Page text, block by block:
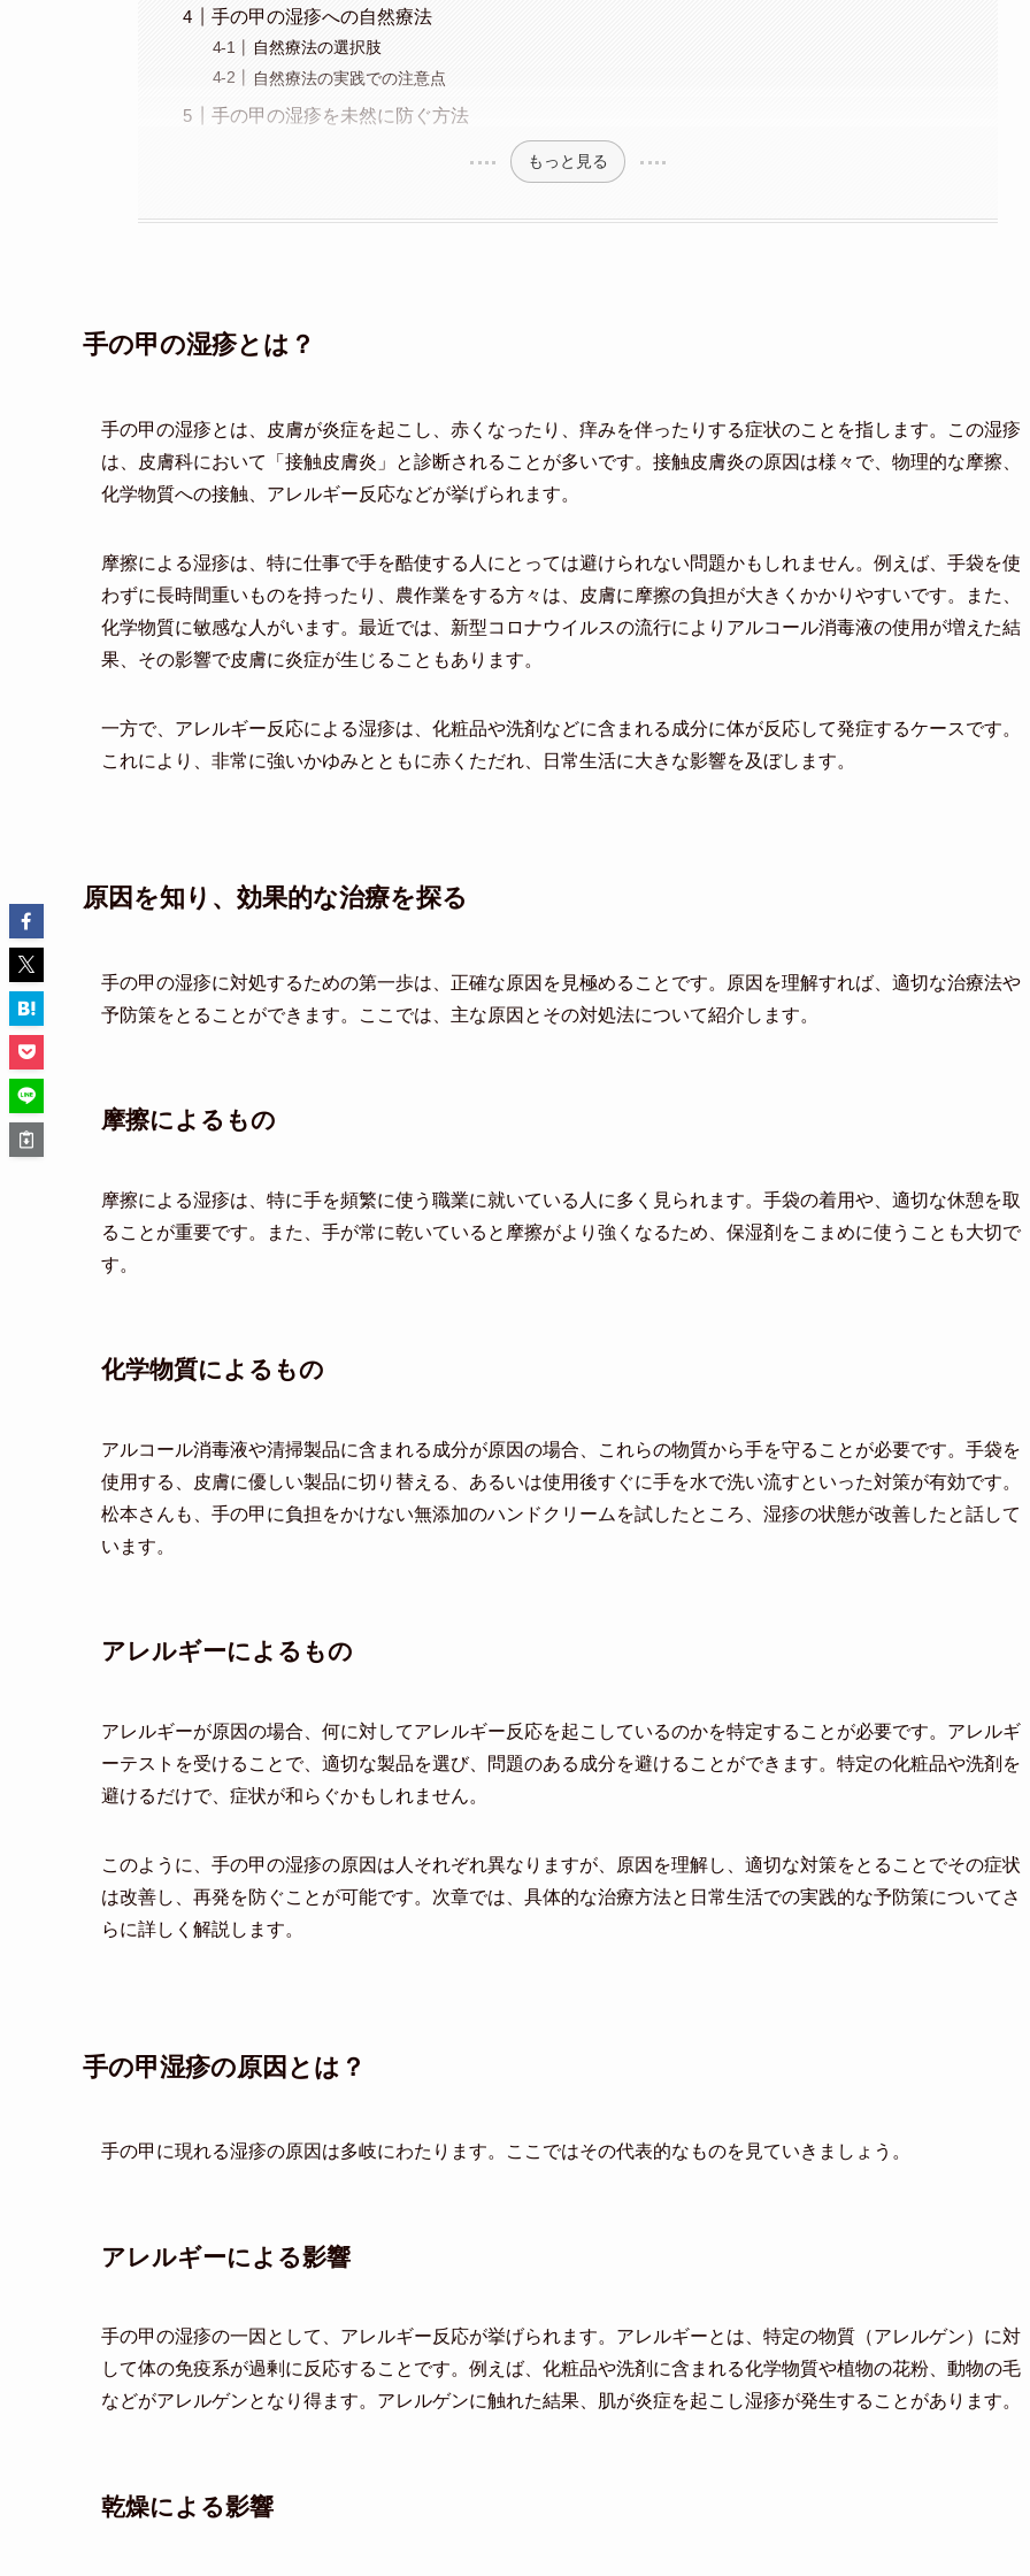
手の甲の湿疹への自然療法
自然療法の選択肢
自然療法の実践での注意点
手の甲の湿疹を未然に防ぐ方法
もっと見る
手の甲の湿疹とは？
手の甲の湿疹とは、皮膚が炎症を起こし、赤くなったり、痒みを伴ったりする症状のことを指します。この湿疹
は、皮膚科において「接触皮膚炎」と診断されることが多いです。接触皮膚炎の原因は様々で、物理的な摩擦、
化学物質への接触、アレルギー反応などが挙げられます。
摩擦による湿疹は、特に仕事で手を酷使する人にとっては避けられない問題かもしれません。例えば、手袋を使
わずに長時間重いものを持ったり、農作業をする方々は、皮膚に摩擦の負担が大きくかかりやすいです。また、
化学物質に敏感な人がいます。最近では、新型コロナウイルスの流行によりアルコール消毒液の使用が増えた結
果、その影響で皮膚に炎症が生じることもあります。
一方で、アレルギー反応による湿疹は、化粧品や洗剤などに含まれる成分に体が反応して発症するケースです。
これにより、非常に強いかゆみとともに赤くただれ、日常生活に大きな影響を及ぼします。
原因を知り、効果的な治療を探る
手の甲の湿疹に対処するための第一歩は、正確な原因を見極めることです。原因を理解すれば、適切な治療法や
予防策をとることができます。ここでは、主な原因とその対処法について紹介します。
摩擦によるもの
摩擦による湿疹は、特に手を頻繁に使う職業に就いている人に多く見られます。手袋の着用や、適切な休憩を取
ることが重要です。また、手が常に乾いていると摩擦がより強くなるため、保湿剤をこまめに使うことも大切で
す。
化学物質によるもの
アルコール消毒液や清掃製品に含まれる成分が原因の場合、これらの物質から手を守ることが必要です。手袋を
使用する、皮膚に優しい製品に切り替える、あるいは使用後すぐに手を水で洗い流すといった対策が有効です。
松本さんも、手の甲に負担をかけない無添加のハンドクリームを試したところ、湿疹の状態が改善したと話して
います。
アレルギーによるもの
アレルギーが原因の場合、何に対してアレルギー反応を起こしているのかを特定することが必要です。アレルギ
ーテストを受けることで、適切な製品を選び、問題のある成分を避けることができます。特定の化粧品や洗剤を
避けるだけで、症状が和らぐかもしれません。
このように、手の甲の湿疹の原因は人それぞれ異なりますが、原因を理解し、適切な対策をとることでその症状
は改善し、再発を防ぐことが可能です。次章では、具体的な治療方法と日常生活での実践的な予防策についてさ
らに詳しく解説します。
手の甲湿疹の原因とは？
手の甲に現れる湿疹の原因は多岐にわたります。ここではその代表的なものを見ていきましょう。
アレルギーによる影響
手の甲の湿疹の一因として、アレルギー反応が挙げられます。アレルギーとは、特定の物質（アレルゲン）に対
して体の免疫系が過剰に反応することです。例えば、化粧品や洗剤に含まれる化学物質や植物の花粉、動物の毛
などがアレルゲンとなり得ます。アレルゲンに触れた結果、肌が炎症を起こし湿疹が発生することがあります。
乾燥による影響